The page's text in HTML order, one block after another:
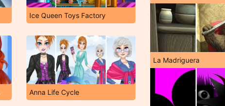
Ice Queen Toys Factory
Anna Life Cycle
La Madriguera